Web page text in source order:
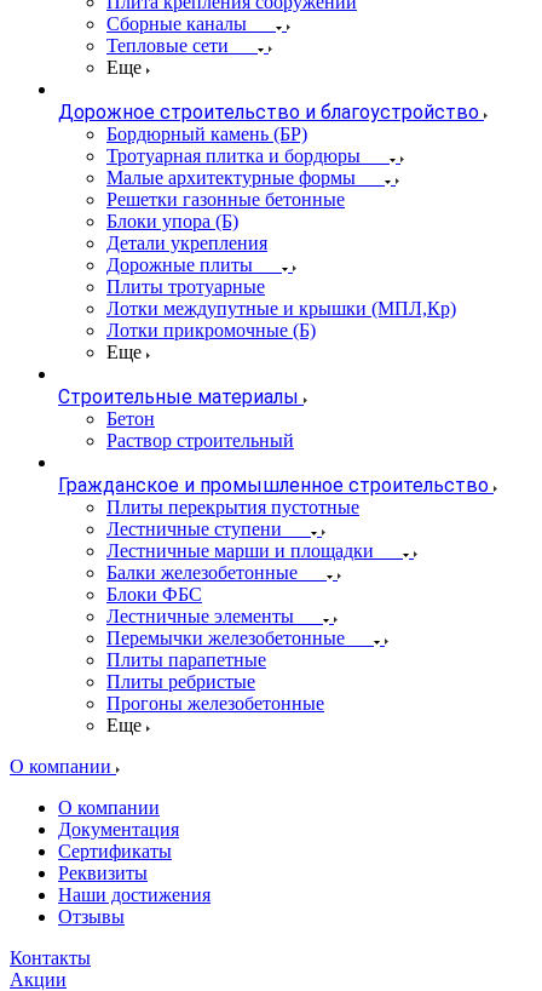
Сборные каналы
Тепловые сети
Еще
Дорожное строительство и благоустройство
Бордюрный камень (БР)
Тротуарная плитка и бордюры
Малые архитектурные формы
Решетки газонные бетонные
Блоки упора (Б)
Детали укрепления
Дорожные плиты
Плиты тротуарные
Лотки междупутные и крышки (МПЛ,Кр)
Лотки прикромочные (Б)
Еще
Строительные материалы
Бетон
Раствор строительный
Гражданское и промышленное строительство
Плиты перекрытия пустотные
Лестничные ступени
Лестничные марши и площадки
Балки железобетонные
Блоки ФБС
Лестничные элементы
Перемычки железобетонные
Плиты парапетные
Плиты ребристые
Прогоны железобетонные
Еще
О компании
О компании
Документация
Сертификаты
Реквизиты
Наши достижения
Отзывы
Контакты
Акции